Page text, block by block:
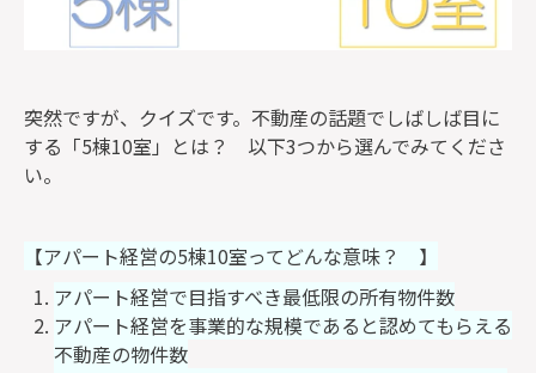
突然ですが、クイズです。不動産の話題でしばしば目に
する「5棟10室」とは？ 以下3つから選んでみてくださ
い。
【アパート経営の5棟10室ってどんな意味？ 】
アパート経営で目指すべき最低限の所有物件数
アパート経営を事業的な規模であると認めてもらえる
不動産の物件数